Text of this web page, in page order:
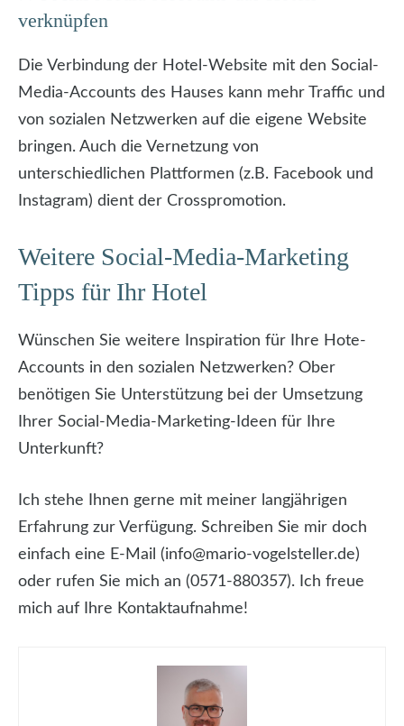
verknüpfen
Die Verbindung der Hotel-Website mit den Social-
Media-Accounts des Hauses kann mehr Traffic und
von sozialen Netzwerken auf die eigene Website
bringen. Auch die Vernetzung von
unterschiedlichen Plattformen (z.B. Facebook und
Instagram) dient der Crosspromotion.
Weitere Social-Media-Marketing
Tipps für Ihr Hotel
Wünschen Sie weitere Inspiration für Ihre Hote-
Accounts in den sozialen Netzwerken? Ober
benötigen Sie Unterstützung bei der Umsetzung
Ihrer Social-Media-Marketing-Ideen für Ihre
Unterkunft?
Ich stehe Ihnen gerne mit meiner langjährigen
Erfahrung zur Verfügung. Schreiben Sie mir doch
einfach eine E-Mail (info@mario-vogelsteller.de)
oder rufen Sie mich an (0571-880357). Ich freue
mich auf Ihre Kontaktaufnahme!